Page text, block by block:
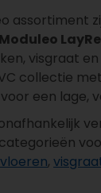
assortiment
Moduleo
visgraat en
collectie
een lage,
,